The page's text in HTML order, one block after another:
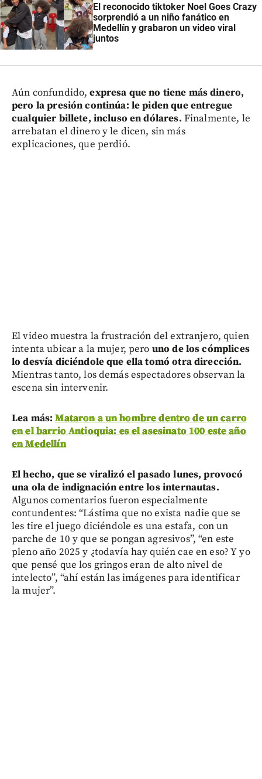
El reconocido tiktoker Noel Goes Crazy
sorprendió a un niño fanático en
Medellín y grabaron un video viral
juntos
Aún confundido,expresa que no tiene más dinero,
pero la presión continúa: le piden que entregue
cualquier billete, incluso en dólares. Finalmente, le
arrebatan el dinero y le dicen, sin más
explicaciones, que perdió.
El video muestra la frustración del extranjero, quien
intenta ubicar a la mujer, pero uno de los cómplices
lo desvía diciéndole que ella tomó otra dirección.
Mientras tanto, los demás espectadores observan la
escena sin intervenir.
Lea más:Mataron a un hombre dentro de un carro
en el barrio Antioquia: es el asesinato 100 este año
en Medellín
El hecho, que se viralizó el pasado lunes, provocó
una ola de indignación entre los internautas.
Algunos comentarios fueron especialmente
contundentes: “Lástima que no exista nadie que se
les tire el juego diciéndole es una estafa, con un
parche de 10 y que se pongan agresivos”, “en este
pleno año 2025 y ¿todavía hay quién cae en eso? Y yo
que pensé que los gringos eran de alto nivel de
intelecto”, “ahí están las imágenes para identificar
la mujer”.